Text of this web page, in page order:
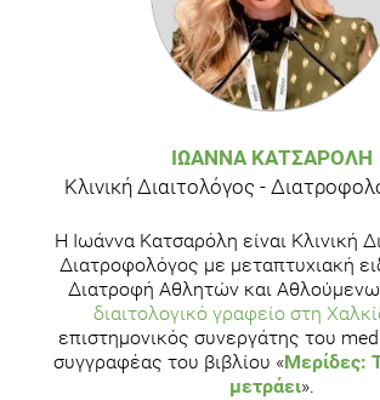
ΙΩΆΝΝΑ ΚΑΤΣΑΡΌΛΗ
Κλινική Διαιτολόγος -
Η Ιωάννα Κατσαρόλη είναι Κλινική
Διατροφολόγος με μεταπτυχιακή
Διατροφή Αθλητών και
διαιτολογικό γραφείο στη
επιστημονικός συνεργάτης του
συγγραφέας του βιβλίου «Μερίδες:
μετράει».